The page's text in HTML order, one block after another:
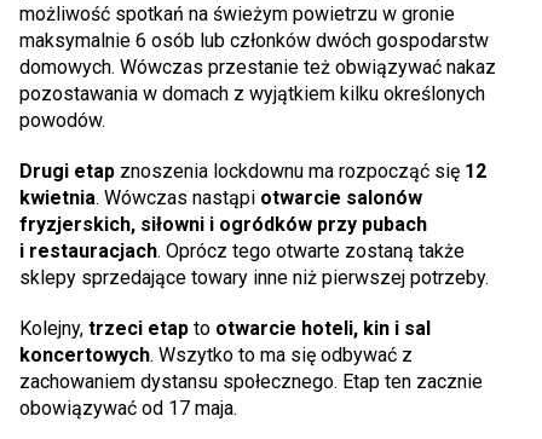
możliwość spotkań na świeżym powietrzu w gronie
maksymalnie 6 osób lub członków dwóch gospodarstw
domowych. Wówczas przestanie też obwiązywać nakaz
pozostawania w domach z wyjątkiem kilku określonych
powodów.
Drugi etap znoszenia lockdownu ma rozpocząć się 12
kwietnia. Wówczas nastąpi otwarcie salonów
fryzjerskich, siłowni i ogródków przy pubach
i restauracjach. Oprócz tego otwarte zostaną także
sklepy sprzedające towary inne niż pierwszej potrzeby.
Kolejny, trzeci etap to otwarcie hoteli, kin i sal
koncertowych. Wszytko to ma się odbywać z
zachowaniem dystansu społecznego. Etap ten zacznie
obowiązywać od 17 maja.